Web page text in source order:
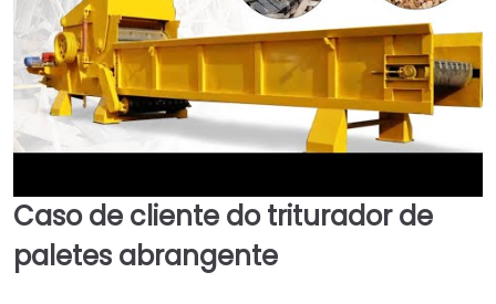
►
Caso de cliente do triturador de
paletes abrangente